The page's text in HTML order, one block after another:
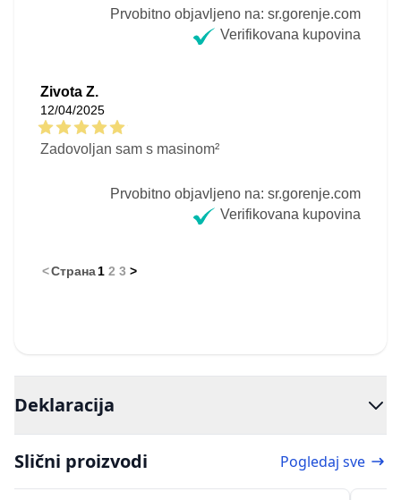
Prvobitno objavljeno na: sr.gorenje.com
Verifikovana kupovina
Zivota Z.
12/04/2025
Zadovoljan sam s masinom²
Prvobitno objavljeno na: sr.gorenje.com
Verifikovana kupovina
<Страна1 2 3 >
Deklaracija
Slični proizvodi Pogledaj sve